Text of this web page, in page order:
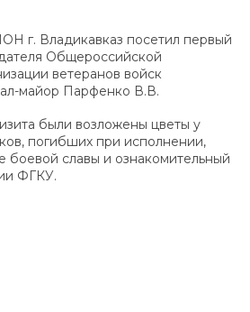
г. Владикавказ посетил первый
Общероссийской
ветеранов войск
майор Парфенко В.В.
были возложены цветы у
погибших при исполнении,
боевой славы и ознакомительный
ФГКУ.